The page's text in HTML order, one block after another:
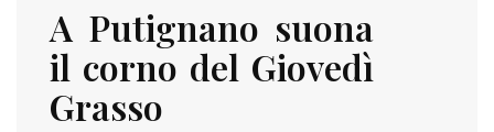
A Putignano suona
il corno del Giovedì
Grasso